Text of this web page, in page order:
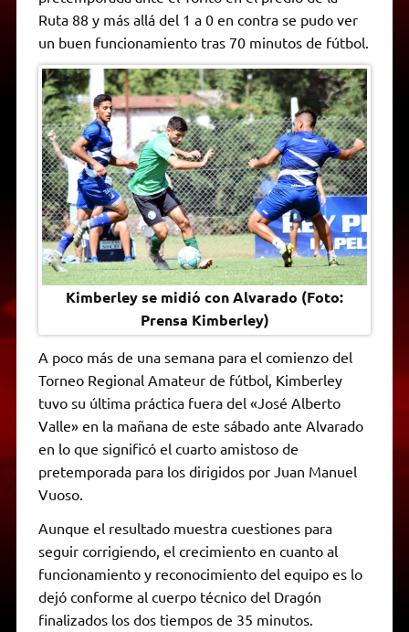
A
p
p
r
a
m
r
o
k
n
g
e
i
n
k
F
r
i
n
d
l
y
Ruta 88 y más allá del 1 a 0 en contra se pudo ver
un buen funcionamiento tras 70 minutos de fútbol.
Kimberley se midió con Alvarado (Foto:
Prensa Kimberley)
A poco más de una semana para el comienzo del
Torneo Regional Amateur de fútbol, Kimberley
tuvo su última práctica fuera del «José Alberto
Valle» en la mañana de este sábado ante Alvarado
en lo que significó el cuarto amistoso de
pretemporada para los dirigidos por Juan Manuel
Vuoso.
Aunque el resultado muestra cuestiones para
seguir corrigiendo, el crecimiento en cuanto al
funcionamiento y reconocimiento del equipo es lo
dejó conforme al cuerpo técnico del Dragón
finalizados los dos tiempos de 35 minutos.